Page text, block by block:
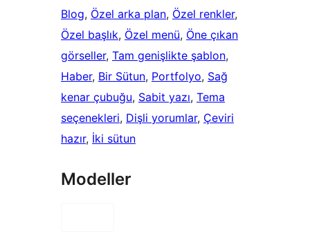
Blog, Özel arka plan, Özel renkler
Özel başlık, Özel menü, Öne çıkan
görseller, Tam genişlikte şablon
Haber, Bir Sütun, Portfolyo, Sağ
kenar çubuğu, Sabit yazı, Tema
seçenekleri, Dişli yorumlar, Çeviri
hazır, İki sütun
Modeller